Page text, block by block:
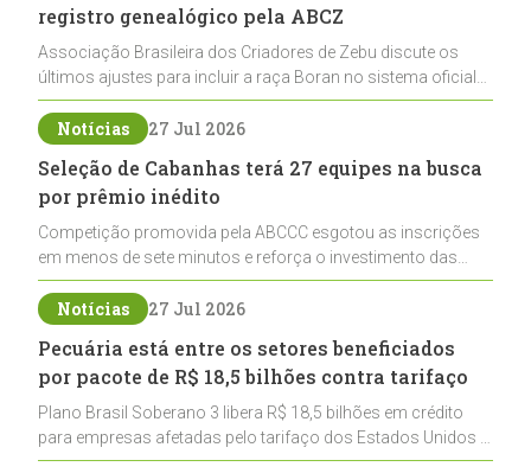
registro genealógico pela ABCZ
Associação Brasileira dos Criadores de Zebu discute os
últimos ajustes para incluir a raça Boran no sistema oficial
de registros, abrindo caminho para sua expansão na
pecuária nacional
Notícias 27 Jul 2026
Seleção de Cabanhas terá 27 equipes na busca
por prêmio inédito
Competição promovida pela ABCCC esgotou as inscrições
em menos de sete minutos e reforça o investimento das
cabanhas na seleção genética de Cavalos Crioulos voltados
ao laço
Notícias 27 Jul 2026
Pecuária está entre os setores beneficiados
por pacote de R$ 18,5 bilhões contra tarifaço
Plano Brasil Soberano 3 libera R$ 18,5 bilhões em crédito
para empresas afetadas pelo tarifaço dos Estados Unidos e
inclui a pecuária entre os setores estratégicos